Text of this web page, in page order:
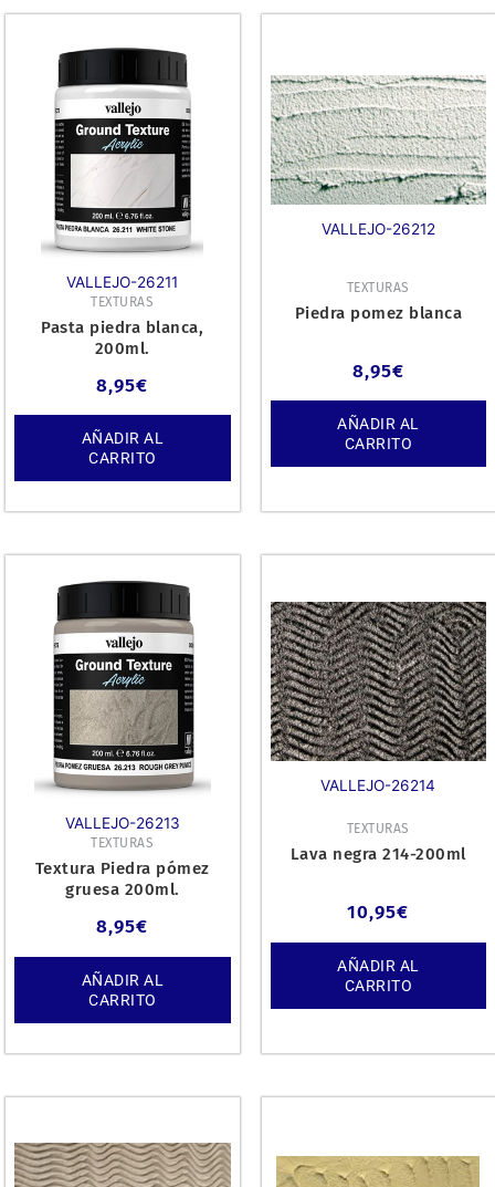
VALLEJO-26211
TEXTURAS
Pasta piedra blanca,
200ml.
8,95€
AÑADIR AL
CARRITO
VALLEJO-26212
TEXTURAS
Piedra pomez blanca
8,95€
AÑADIR AL
CARRITO
VALLEJO-26213
TEXTURAS
Textura Piedra pómez
gruesa 200ml.
8,95€
AÑADIR AL
CARRITO
VALLEJO-26214
TEXTURAS
Lava negra 214-200ml
10,95€
AÑADIR AL
CARRITO